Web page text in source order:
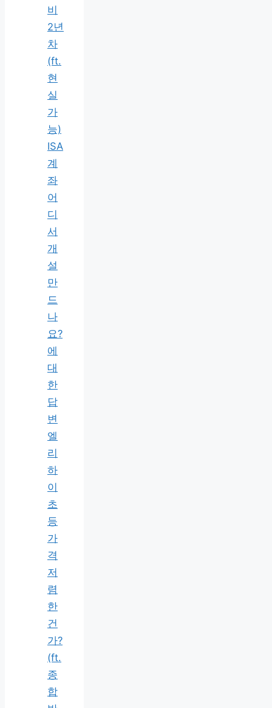
비
2년
차
(ft.
현
실
가
능)
ISA
계
좌
어
디
서
개
설
만
드
나
요?
에
대
한
답
변
엘
리
하
이
초
등
가
격
저
렴
한
건
가?
(ft.
종
합